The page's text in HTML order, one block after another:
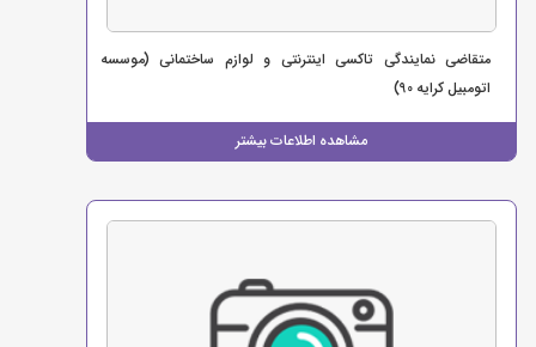
مشاهده اطلاعات بیشتر
متقاضی نمایندگی تاکسی اینترنتی و لوازم ساختمانی (موسسه
اتومبیل کرایه 90)